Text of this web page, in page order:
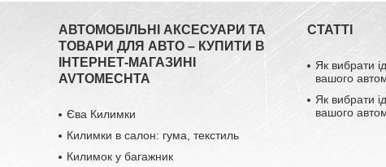
АВТОМОБІЛЬНІ АКСЕСУАРИ ТА
ТОВАРИ ДЛЯ АВТО – КУПИТИ В
ІНТЕРНЕТ-МАГАЗИНІ
AVTOMECHTA
Єва Килимки
Килимки в салон: гума, текстиль
Килимок у багажник
СТАТТІ
Як вибрати
вашого
Як вибрати
вашого